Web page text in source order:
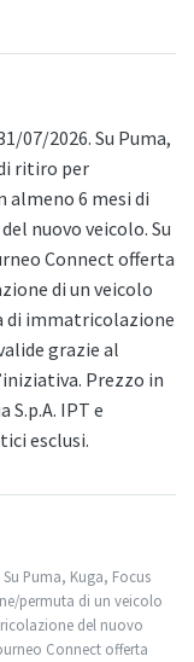
07/2026. Su Puma,
ritiro per
6 mesi di
nuovo veicolo. Su
Connect offerta
di un veicolo
di immatricolazione
grazie al
Prezzo in
IPT e
esclusi.
Puma, Kuga, Focus
permuta di un veicolo
del nuovo
Connect offerta